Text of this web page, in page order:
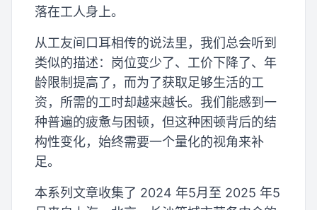
落在工人身上。
从工友间口耳相传的说法里，我们总会听到
类似的描述：岗位变少了、工价下降了、年
龄限制提高了，而为了获取足够生活的工
资，所需的工时却越来越长。我们能感到一
种普遍的疲惫与困顿，但这种困顿背后的结
构性变化，始终需要一个量化的视角来补
足。
本系列文章收集了 2024 年5月至 2025 年5